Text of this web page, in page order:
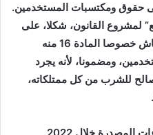
حقوق ومكتسبات المستخدمين.
لمشروع القانون، شكلا، على
اعتبار أنه “لم يستوف حقه من النقاش خصوصا المادة 16 منه
ومضمونا، لأنه يجرد
للشرب من كل ممتلكاته،